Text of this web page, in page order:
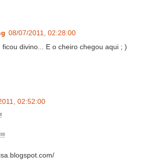
08/07/2011, 02:28:00
divino... E o cheiro chegou aqui ; )
02:52:00